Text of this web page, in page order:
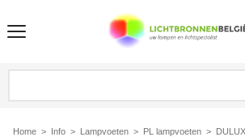
Home > Info > Lampvoeten > PL lampvoeten >